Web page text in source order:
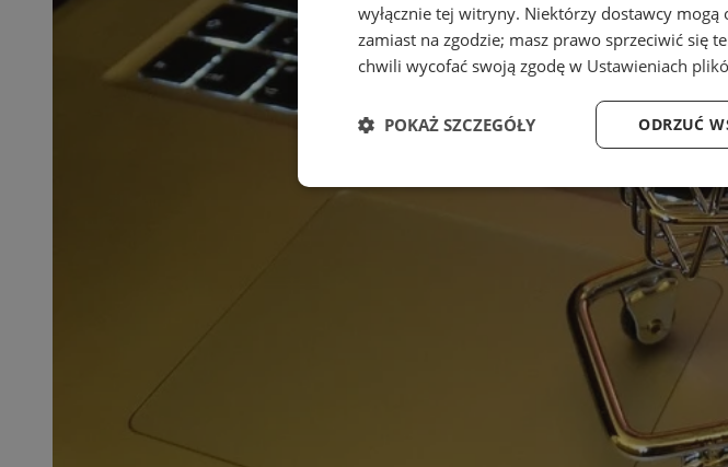
wyłącznie tej witryny. Niektórzy dostawcy
zamiast na zgodzie; masz prawo sprzeciwić się
chwili wycofać swoją zgodę w Ustawieniach
ODRZUĆ
POKAŻ SZCZEGÓŁY
Niezbędne Wydajność
Wydajność
Niezbędne pliki cookie umożliwiają korzystanie z
zarządzanie kontem. Bez niezbędnych plików cookie nie
Provider/Domena